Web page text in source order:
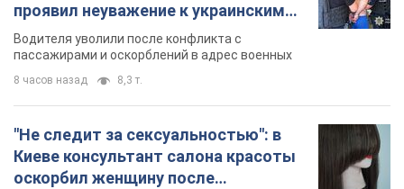
проявил неуважение к украинским
военным и поплатился за это.
Видео
Водителя уволили после конфликта с
пассажирами и оскорблений в адрес военных
8 часов назад 8,3 т.
"Не следит за сексуальностью": в
Киеве консультант салона красоты
оскорбил женщину после